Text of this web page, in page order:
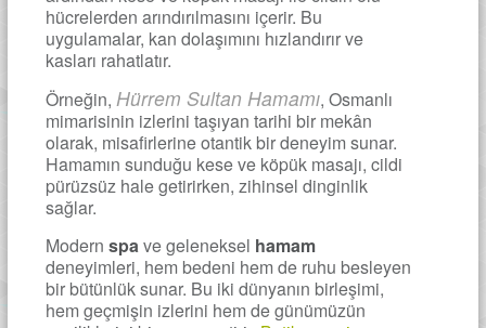
hücrelerden arındırılmasını içerir. Bu
uygulamalar, kan dolaşımını hızlandırır ve
kasları rahatlatır.
Örneğin, Hürrem Sultan Hamamı, Osmanlı
mimarisinin izlerini taşıyan tarihi bir mekân
olarak, misafirlerine otantik bir deneyim sunar.
Hamamın sunduğu kese ve köpük masajı, cildi
pürüzsüz hale getirirken, zihinsel dinginlik
sağlar.
Modern spave geleneksel hamam
deneyimleri, hem bedeni hem de ruhu besleyen
bir bütünlük sunar. Bu iki dünyanın birleşimi,
hem geçmişin izlerini hem de günümüzün